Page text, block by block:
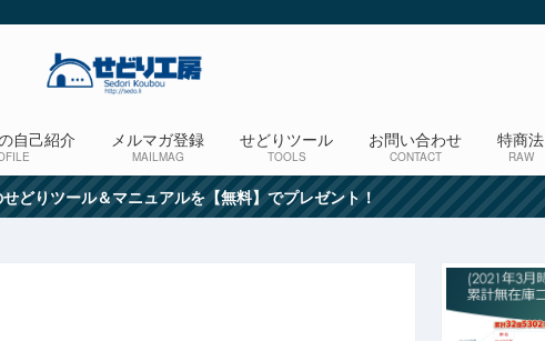
自己紹介 メルマガ登録
MAILMAG
せどりツール
TOOLS
お問い合わせ
CONTACT
特商法
RAW
どりツール＆マニュアルを【無料】でプレゼント！